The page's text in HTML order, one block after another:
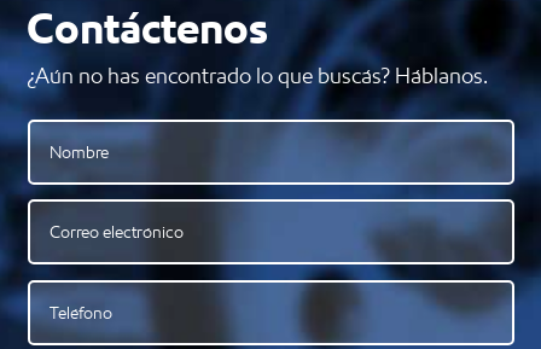
Contáctenos
¿Aún no has encontrado lo que buscás? Háblanos.